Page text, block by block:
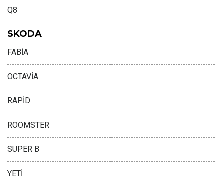
Q8
SKODA
FABİA
OCTAVİA
RAPİD
ROOMSTER
SUPER B
YETİ